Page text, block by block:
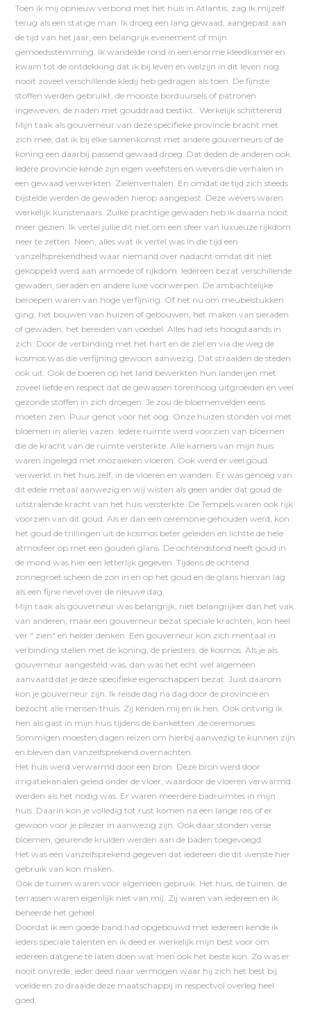
Toen ik mij opnieuw verbond met het huis in Atlantis, zag ik mijzelf
terug als een statige man. Ik droeg een lang gewaad, aangepast aan
de tijd van het jaar, een belangrijk evenement of mijn
gemoedsstemming. Ik wandelde rond in een enorme kleedkamer en
kwam tot de ontdekking dat ik bij leven en welzijn in dit leven nog
nooit zoveel verschillende kledij heb gedragen als toen. De fijnste
stoffen werden gebruikt, de mooiste borduursels of patronen
ingeweven, de naden met gouddraad bestikt.. Werkelijk schitterend.
Mijn taak als gouverneur van deze specifieke provincie bracht met
zich mee, dat ik bij elke samenkomst met andere gouverneurs of de
koning een daarbij passend gewaad droeg. Dat deden de anderen ook.
Iedere provincie kende zijn eigen weefsters en wevers die verhalen in
een gewaad verwerkten. Zielenverhalen. En omdat de tijd zich steeds
bijstelde werden de gewaden hierop aangepast. Deze wevers waren
werkelijk kunstenaars. Zulke prachtige gewaden heb ik daarna nooit
meer gezien. Ik vertel jullie dit niet om een sfeer van luxueuze rijkdom
neer te zetten. Neen, alles wat ik vertel was in die tijd een
vanzelfsprekendheid waar niemand over nadacht omdat dit niet
gekoppeld werd aan armoede of rijkdom. Iedereen bezat verschillende
gewaden, sieraden en andere luxe voorwerpen. De ambachtelijke
beroepen waren van hoge verfijning. Of het nu om meubelstukken
ging, het bouwen van huizen of gebouwen, het maken van sieraden
of gewaden, het bereiden van voedsel. Alles had iets hoogstaands in
zich. Door de verbinding met het hart en de ziel en via die weg de
kosmos was die verfijning gewoon aanwezig. Dat straalden de steden
ook uit. Ook de boeren op het land bewerkten hun landerijen met
zoveel liefde en respect dat de gewassen torenhoog uitgroeiden en veel
gezonde stoffen in zich droegen. Je zou de bloemenvelden eens
moeten zien. Puur genot voor het oog. Onze huizen stonden vol met
bloemen in allerlei vazen. Iedere ruimte werd voorzien van bloemen
die de kracht van de ruimte versterkte. Alle kamers van mijn huis
waren ingelegd met mozaïeken vloeren. Ook werd er veel goud
verwerkt in het huis zelf, in de vloeren en wanden. Er was genoeg van
dit edele metaal aanwezig en wij wisten als geen ander dat goud de
uitstralende kracht van het huis versterkte. De Tempels waren ook rijk
voorzien van dit goud. Als er dan een ceremonie gehouden werd, kon
het goud de trillingen uit de kosmos beter geleiden en lichtte de hele
atmosfeer op met een gouden glans. De ochtendstond heeft goud in
de mond was hier een letterlijk gegeven. Tijdens de ochtend
zonnegroet scheen de zon in en op het goud en de glans hiervan lag
als een fijne nevel over de nieuwe dag.
Mijn taak als gouverneur was belangrijk, niet belangrijker dan het vak
van anderen, maar een gouverneur bezat speciale krachten, kon heel
ver " zien" en helder denken. Een gouverneur kon zich mentaal in
verbinding stellen met de koning, de priesters, de kosmos. Als je als
gouverneur aangesteld was, dan was het echt wel algemeen
aanvaard dat je deze specifieke eigenschappen bezat. Juist daarom
kon je gouverneur zijn. Ik reisde dag na dag door de provincie en
bezocht alle mensen thuis. Zij kenden mij en ik hen. Ook ontving ik
hen als gast in mijn huis tijdens de banketten ,de ceremonies.
Sommigen moesten dagen reizen om hierbij aanwezig te kunnen zijn
en bleven dan vanzelfsprekend overnachten.
Het huis werd verwarmd door een bron. Deze bron werd door
irrigatiekanalen geleid onder de vloer, waardoor de vloeren verwarmd
werden als het nodig was. Er waren meerdere badruimtes in mijn
huis. Daarin kon je volledig tot rust komen na een lange reis of er
gewoon voor je plezier in aanwezig zijn. Ook daar stonden verse
bloemen, geurende kruiden werden aan de baden toegevoegd.
Het was een vanzelfsprekend gegeven dat iedereen die dit wenste hier
gebruik van kon maken.
Ook de tuinen waren voor algemeen gebruik. Het huis, de tuinen, de
terrassen waren eigenlijk niet van mij. Zij waren van iedereen en ik
beheerde het geheel.
Doordat ik een goede band had opgebouwd met iedereen kende ik
ieders speciale talenten en ik deed er werkelijk mijn best voor om
iedereen datgene te laten doen wat men ook het beste kon. Zo was er
nooit onvrede, ieder deed naar vermogen waar hij zich het best bij
voelde en zo draaide deze maatschappij in respectvol overleg heel
goed.